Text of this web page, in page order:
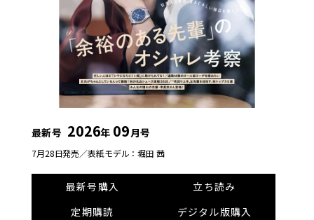
最新号 2026年 09月号
7月28日発売／表紙モデル：堀田 茜
最新号購入
立ち読み
定期購読
デジタル版購入